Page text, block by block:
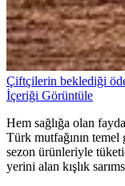
Çiftçilerin beklediği
İçeriği Görüntüle
Hem sağlığa olan
Türk mutfağının temel
sezon ürünleriyle
yerini alan kışlık